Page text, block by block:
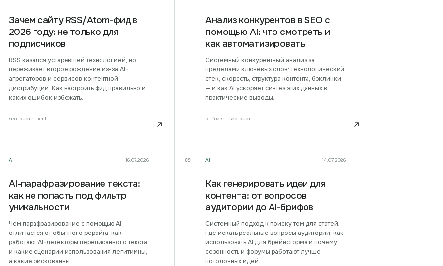
Зачем сайту RSS/Atom-фид в
2026 году: не только для
подписчиков
RSS казался устаревшей технологией, но
переживает второе рождение из-за AI-
агрегаторов и сервисов контентной
дистрибуции. Как настроить фид правильно и
каких ошибок избежать.
seo-audit xml
↗
Анализ конкурентов в SEO с
помощью AI: что смотреть и
как автоматизировать
Системный конкурентный анализ за
пределами ключевых слов: технологический
стек, скорость, структура контента, бэклинки
— и как AI ускоряет синтез этих данных в
практические выводы.
ai-tools seo-audit
↗
AI 16.07.2026
AI-парафразирование текста:
как не попасть под фильтр
уникальности
Чем парафразирование с помощью AI
отличается от обычного рерайта, как
работают AI-детекторы переписанного текста
и какие сценарии использования легитимны,
а какие рискованны.
09 AI 14.07.2026
Как генерировать идеи для
контента: от вопросов
аудитории до AI-брифов
Системный подход к поиску тем для статей:
где искать реальные вопросы аудитории, как
использовать AI для брейнсторма и почему
сезонность и форумы работают лучше
потолочных идей.